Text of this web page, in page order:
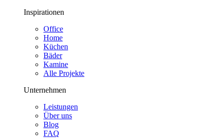
Inspirationen
Office
Home
Küchen
Bäder
Kamine
Alle Projekte
Unternehmen
Leistungen
Über uns
Blog
FAQ